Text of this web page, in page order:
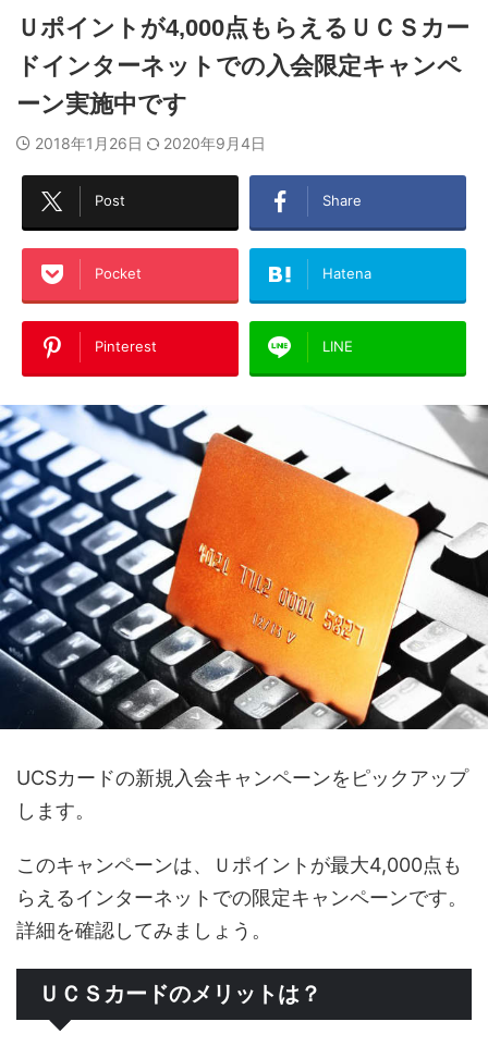
Ｕポイントが4,000点もらえるＵＣＳカー
ドインターネットでの入会限定キャンペ
ーン実施中です
2018年1月26日 2020年9月4日
Post Share
Pocket Hatena
Pinterest LINE
UCSカードの新規入会キャンペーンをピックアップ
します。
このキャンペーンは、Ｕポイントが最大4,000点も
らえるインターネットでの限定キャンペーンです。
詳細を確認してみましょう。
ＵＣＳカードのメリットは？